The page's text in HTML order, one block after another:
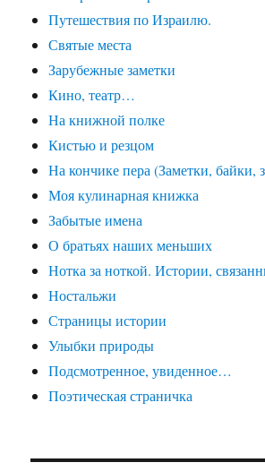
Путешествия по Израилю.
Святые места
Зарубежные заметки
Кино, театр…
На книжной полке
Кистью и резцом
На кончике пера (Заметки, байки,
Моя кулинарная книжка
Забытые имена
О братьях наших меньших
Нотка за ноткой. Истории,
Ностальжи
Страницы истории
Улыбки природы
Подсмотренное, увиденное…
Поэтическая страничка